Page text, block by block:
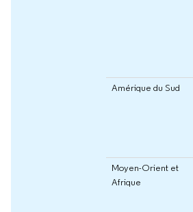
Amérique du Sud
Moyen-Orient et
Afrique